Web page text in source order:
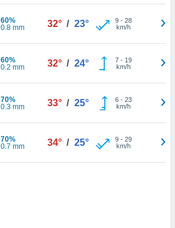
60%
0.8 mm
32° / 23° 9- 28
km/h
60%
0.2 mm
32° / 24° 7- 19
km/h
70%
0.3 mm
33° / 25° 6- 23
km/h
70%
0.7 mm
34° / 25° 9- 29
km/h